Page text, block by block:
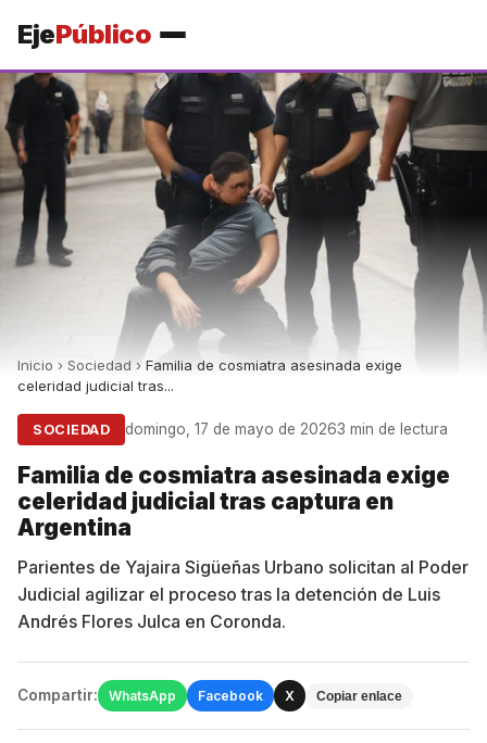
EjePúblico
Inicio › Sociedad › Familia de cosmiatra asesinada exige
celeridad judicial tras...
SOCIEDAD domingo, 17 de mayo de 20263 min de lectura
Familia de cosmiatra asesinada exige
celeridad judicial tras captura en
Argentina
Parientes de Yajaira Sigüeñas Urbano solicitan al Poder
Judicial agilizar el proceso tras la detención de Luis
Andrés Flores Julca en Coronda.
Compartir: WhatsApp Facebook X Copiar enlace